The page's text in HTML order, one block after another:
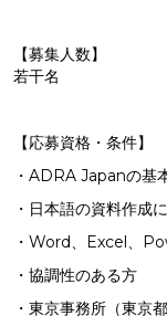
【募集人数】
若干名
【応募資格・条件】
・ADRA Japanの基
・日本語の資料作成
・Word、Excel、
・協調性のある方
・東京事務所（東京